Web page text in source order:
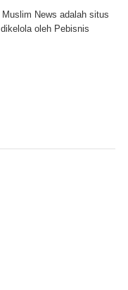
News adalah situs
oleh Pebisnis